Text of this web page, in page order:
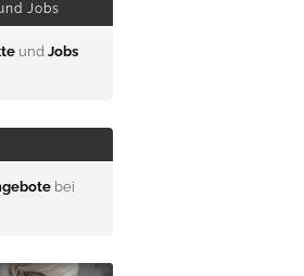
Jobs
und Jobs
bei